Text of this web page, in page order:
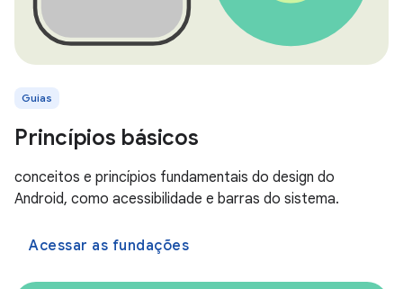
Guias
Princípios básicos
conceitos e princípios fundamentais do design do
Android, como acessibilidade e barras do sistema.
Acessar as fundações